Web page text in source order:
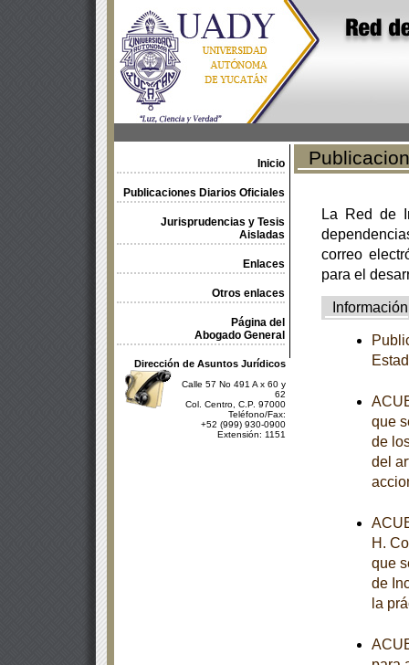
Inicio
Publicaciones Diarios Oficiales
Jurisprudencias y Tesis
Aisladas
Enlaces
Otros enlaces
Página del
Abogado General
Dirección de Asuntos Jurídicos
Calle 57 No 491 A x 60 y
62
Col. Centro, C.P. 97000
Teléfono/Fax:
+52 (999) 930-0900
Extensión: 1151
La Red de
correo
para el
Información
que
de
del
H.
que
de
la